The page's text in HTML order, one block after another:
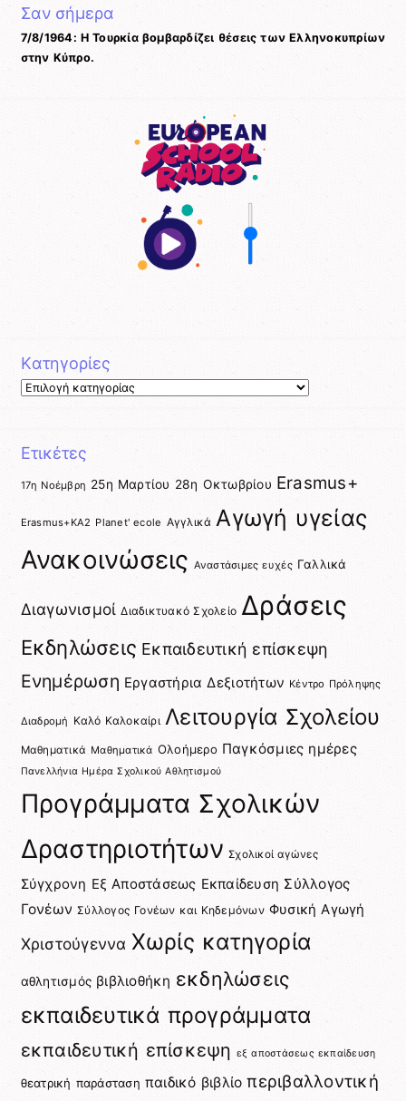
Σαν σήμερα
7/8/1964: Η Τουρκία βομβαρδίζει θέσεις των Ελληνοκυπρίων
στην Κύπρο.
Kατηγορίες
Kατηγορίες
Ετικέτες
17η Νοέμβρη 25η Μαρτίου 28η Οκτωβρίου Erasmus+
Erasmus+KA2 Planet' ecole Αγγλικά Αγωγή υγείας
Ανακοινώσεις Αναστάσιμες ευχές Γαλλικά
Διαγωνισμοί Διαδικτυακό Σχολείο Δράσεις
Εκδηλώσεις Εκπαιδευτική επίσκεψη
Ενημέρωση Εργαστήρια Δεξιοτήτων Κέντρο Πρόληψης
Διαδρομή Καλό Καλοκαίρι Λειτουργία Σχολείου
Μαθηματικά Μαθηματικά Ολοήμερο Παγκόσμιες ημέρες
Πανελλήνια Ημέρα Σχολικού Αθλητισμού
Προγράμματα Σχολικών
Δραστηριοτήτων Σχολικοί αγώνες
Σύγχρονη Εξ Αποστάσεως Εκπαίδευση Σύλλογος
Γονέων Σύλλογος Γονέων και Κηδεμόνων Φυσική Αγωγή
Χριστούγεννα Χωρίς κατηγορία
αθλητισμός βιβλιοθήκη εκδηλώσεις
εκπαιδευτικά προγράμματα
εκπαιδευτική επίσκεψη εξ αποστάσεως εκπαίδευση
θεατρική παράσταση παιδικό βιβλίο περιβαλλοντική